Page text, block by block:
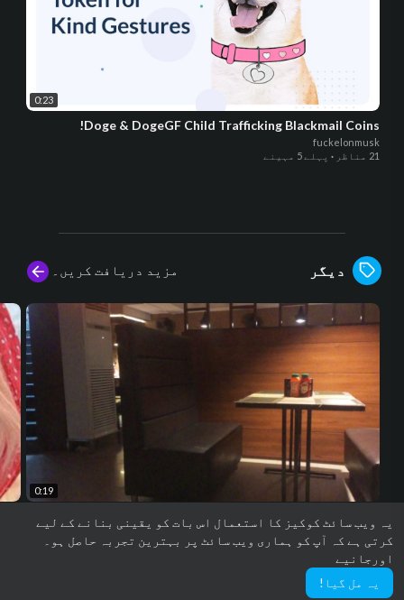
یہ ویب سائٹ کوکیز کا استعمال اس بات کو یقینی بنانے کے لیے
کرتی ہے کہ آپ کو ہماری ویب سائٹ پر بہترین تجربہ حاصل ہو۔
اورجانیے
یہ مل گیا!
0:23
Doge & DogeGF Child Trafficking Blackmail Coins!
fuckelonmusk
21 مناظر
· پہلے 5 مہینے
دیگر مزید دریافت کریں۔
0:19
Usamaali
12 مناظر
پہلے 5 مہینے